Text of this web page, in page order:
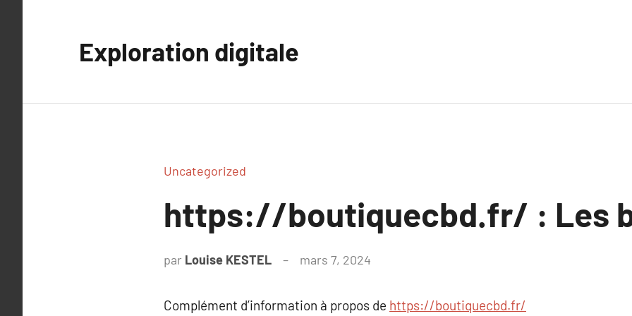
Exploration digitale
Uncategorized
https://boutiquecbd.fr/ : Les
par Louise KESTEL mars 7, 2024
Complément d’information à propos de https://boutiquecbd.fr/